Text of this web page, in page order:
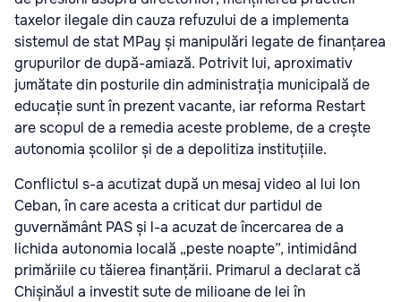
taxelor ilegale din cauza refuzului de a implementa
sistemul de stat MPay și manipulări legate de finanțarea
grupurilor de după-amiază. Potrivit lui, aproximativ
jumătate din posturile din administrația municipală de
educație sunt în prezent vacante, iar reforma Restart
are scopul de a remedia aceste probleme, de a crește
autonomia școlilor și de a depolitiza instituțiile.
Conflictul s-a acutizat după un mesaj video al lui Ion
Ceban, în care acesta a criticat dur partidul de
guvernământ PAS și l-a acuzat de încercarea de a
lichida autonomia locală „peste noapte”, intimidând
primăriile cu tăierea finanțării. Primarul a declarat că
Chișinăul a investit sute de milioane de lei în